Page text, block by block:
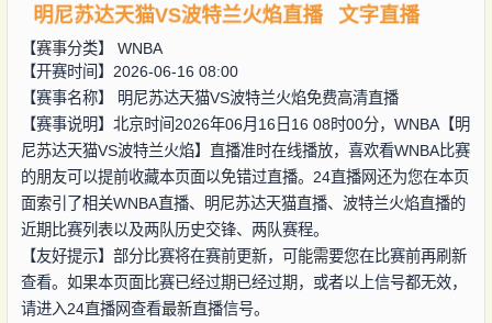
明尼苏达天猫VS波特兰火焰直播 文字直播
【赛事分类】 WNBA
【开赛时间】2026-06-16 08:00
【赛事名称】
明尼苏达天猫VS波特兰火焰免费高清直播
【赛事说明】北京时间2026年06月16日16 08时00分，WNBA【明
尼苏达天猫VS波特兰火焰】直播准时在线播放，喜欢看WNBA比赛
的朋友可以提前收藏本页面以免错过直播。24直播网还为您在本页
面索引了相关WNBA直播、明尼苏达天猫直播、波特兰火焰直播的
近期比赛列表以及两队历史交锋、两队赛程。
【友好提示】部分比赛将在赛前更新，可能需要您在比赛前再刷新
查看。如果本页面比赛已经过期已经过期，或者以上信号都无效，
请进入24直播网查看最新直播信号。